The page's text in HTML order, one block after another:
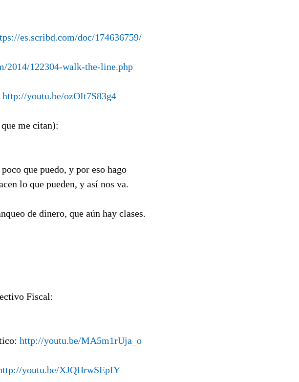
es.scribd.com/doc/174636759/
2014/122304-walk-the-line.php
http://youtu.be/ozOIt7S83g4
me citan):
que puedo, y por eso hago
lo que pueden, y así nos va.
de dinero, que aún hay clases.
Fiscal:
http://youtu.be/MA5m1rUja_o
youtu.be/XJQHrwSEpIY